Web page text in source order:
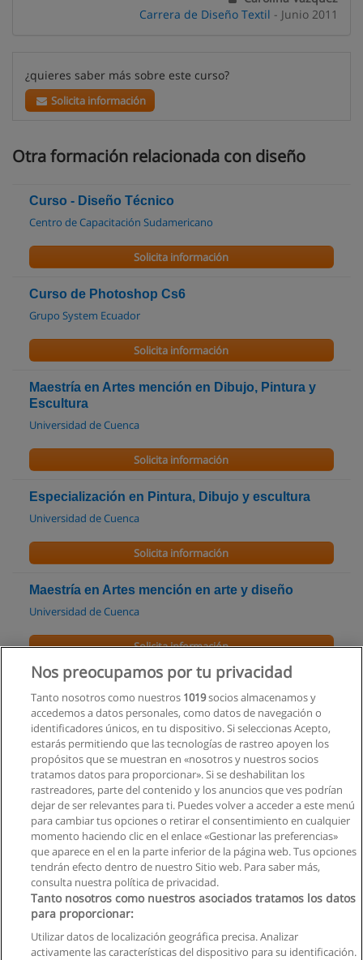
Carrera de Diseño Textil - Junio 2011
¿quieres saber más sobre este curso?
Solicita información
Otra formación relacionada con diseño
Curso - Diseño Técnico
Centro de Capacitación Sudamericano
Solicita información
Curso de Photoshop Cs6
Grupo System Ecuador
Solicita información
Maestría en Artes mención en Dibujo, Pintura y
Escultura
Universidad de Cuenca
Solicita información
Especialización en Pintura, Dibujo y escultura
Universidad de Cuenca
Solicita información
Maestría en Artes mención en arte y diseño
Universidad de Cuenca
Solicita información
Curso Diseño Gráfico Profesional
ICE Instituto - Capacitación & Asesoría
Solicita información
Carrera de Diseño
Universidad Laica Vicente Rocafuerte de Guayaquil
Solicita información
Privacidad de datos
Nos preocupamos por tu privacidad
Tanto nosotros como nuestros 1019socios almacenamos y
accedemos a datos personales, como datos de navegación o
identificadores únicos, en tu dispositivo. Si seleccionas Acepto,
estarás permitiendo que las tecnologías de rastreo apoyen los
propósitos que se muestran en «nosotros y nuestros socios
tratamos datos para proporcionar». Si se deshabilitan los
rastreadores, parte del contenido y los anuncios que ves podrían
dejar de ser relevantes para ti. Puedes volver a acceder a este menú
para cambiar tus opciones o retirar el consentimiento en cualquier
momento haciendo clic en el enlace «Gestionar las preferencias»
que aparece en el en la parte inferior de la página web. Tus opciones
tendrán efecto dentro de nuestro Sitio web. Para saber más,
consulta nuestra política de privacidad.
Tanto nosotros como nuestros asociados tratamos los datos
para proporcionar:
Utilizar datos de localización geográfica precisa. Analizar
activamente las características del dispositivo para su identificación.